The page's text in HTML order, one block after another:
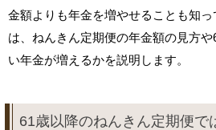
金額よりも年金を増やせることも知
は、ねんきん定期便の年金額の見方
い年金が増えるかを説明します。
61歳以降のねんきん定期便で